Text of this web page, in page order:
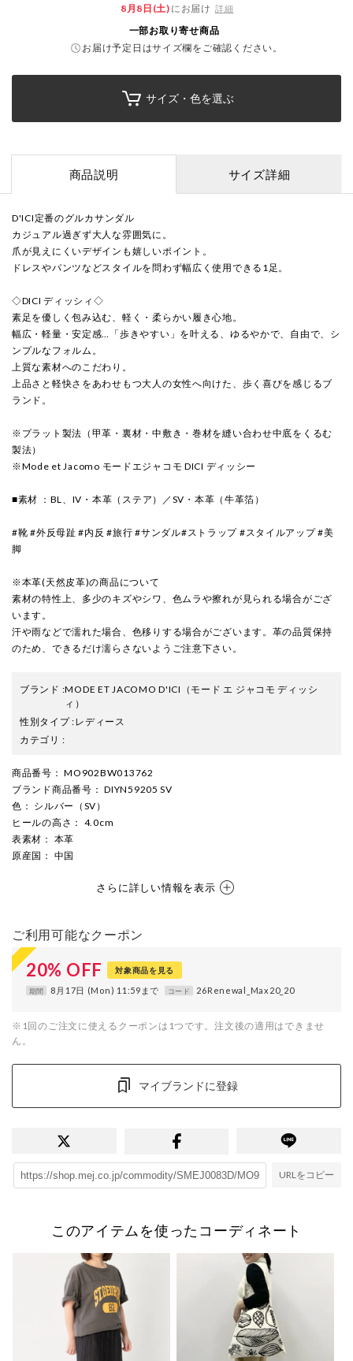
8月8日(土) にお届け 詳細
一部お取り寄せ商品
お届け予定日はサイズ欄をご確認ください。
サイズ・色を選ぶ
商品説明 サイズ詳細
D'ICI定番のグルカサンダル
カジュアル過ぎず大人な雰囲気に。
爪が見えにくいデザインも嬉しいポイント。
ドレスやパンツなどスタイルを問わず幅広く使用できる1足。
◇DICI ディッシィ◇
素足を優しく包み込む、軽く・柔らかい履き心地。
幅広・軽量・安定感…「歩きやすい」を叶える、ゆるやかで、自由で、シ
ンプルなフォルム。
上質な素材へのこだわり。
上品さと軽快さをあわせもつ大人の女性へ向けた、歩く喜びを感じるブ
ランド。
※プラット製法（甲革・裏材・中敷き・巻材を縫い合わせ中底をくるむ
製法）
※Mode et Jacomo モードエジャコモ DICI ディッシー
■素材 ：BL、IV・本革（ステア）／SV・本革（牛革箔）
#靴 #外反母趾 #内反 #旅行 #サンダル#ストラップ #スタイルアップ #美
脚
※本革(天然皮革)の商品について
素材の特性上、多少のキズやシワ、色ムラや擦れが見られる場合がござ
います。
汗や雨などで濡れた場合、色移りする場合がございます。革の品質保持
のため、できるだけ濡らさないようご注意下さい。
ブランド :MODE ET JACOMO D'ICI （モード エ ジャコモ ディッシ
ィ）
性別タイプ:レディース
カテゴリ :
商品番号 ： MO902BW013762
ブランド商品番号 ： DIYN59205 SV
色 ： シルバー（SV）
ヒールの高さ ： 4.0cm
表素材 ： 本革
原産国 ： 中国
さらに詳しい情報を表示
ご利用可能なクーポン
20% OFF 対象商品を見る
期間 8月17日 (Mon) 11:59まで コード 26Renewal_Max20_20
※1回のご注文に使えるクーポンは1つです。注文後の適用はできませ
ん。
マイブランドに登録
URLをコピー
このアイテムを使ったコーディネート